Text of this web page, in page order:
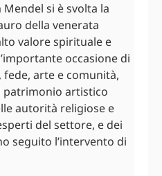
Mendel si è svolta la
della venerata
valore spirituale e
occasione di
arte e comunità,
patrimonio artistico
autorità religiose e
del settore, e dei
seguito l’intervento di